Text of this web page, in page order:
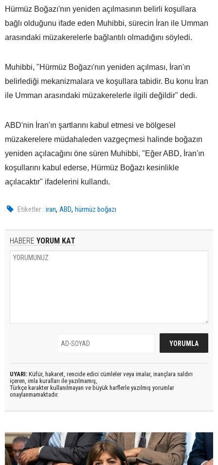
Hürmüz Boğazı'nın yeniden açılmasının belirli koşullara
bağlı olduğunu ifade eden Muhibbi, sürecin İran ile Umman
arasındaki müzakerelerle bağlantılı olmadığını söyledi.
Muhibbi, "Hürmüz Boğazı'nın yeniden açılması, İran'ın
belirlediği mekanizmalara ve koşullara tabidir. Bu konu İran
ile Umman arasındaki müzakerelerle ilgili değildir" dedi.
ABD'nin İran'ın şartlarını kabul etmesi ve bölgesel
müzakerelere müdahaleden vazgeçmesi halinde boğazın
yeniden açılacağını öne süren Muhibbi, "Eğer ABD, İran'ın
koşullarını kabul ederse, Hürmüz Boğazı kesinlikle
açılacaktır" ifadelerini kullandı.
Etiketler : iran,ABD,hürmüz boğazı
HABERE YORUM KAT
UYARI: Küfür, hakaret, rencide edici cümleler veya imalar, inançlara saldırı
içeren, imla kuralları ile yazılmamış,
Türkçe karakter kullanılmayan ve büyük harflerle yazılmış yorumlar
onaylanmamaktadır.